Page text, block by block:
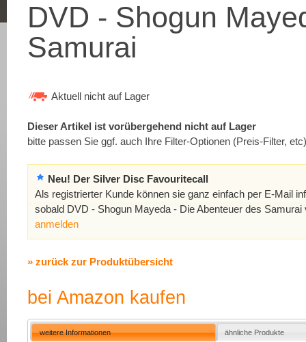
DVD - Shogun
Samurai
Aktuell nicht auf Lager
Dieser Artikel ist vorübergehend nicht auf Lager
bitte passen Sie ggf. auch Ihre Filter-Optionen (Preis-Filter,
Neu! Der Silver Disc Favouritecall
Als registrierter Kunde können sie ganz einfach per E-Mail
sobald DVD - Shogun Mayeda - Die Abenteuer des
anmelden
» zurück zur Produktübersicht
bei Amazon kaufen
weitere Informationen ähnliche Produkte